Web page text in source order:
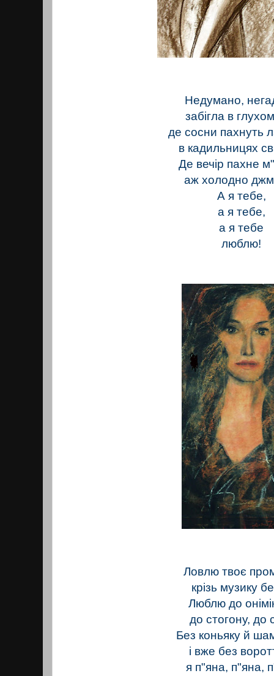
Недумано,
забігла в
де сосни пахнуть
в кадильницях
Де вечір пахне
аж холодно
А я тебе,
а я тебе,
а я тебе
люблю!
Ловлю твоє
крізь музику
Люблю до
до стогону, до
Без коньяку й
і вже без
я п"яна, п"яна,